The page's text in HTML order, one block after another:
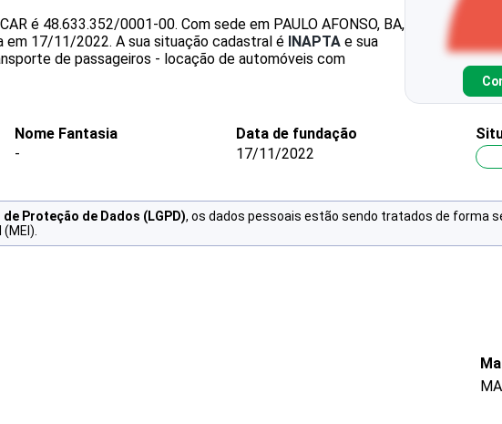
é 48.633.352/0001-00. Com sede em PAULO AFONSO, BA,
em 17/11/2022. A sua situação cadastral é INAPTA e sua
de passageiros - locação de automóveis com
Nome Fantasia
-
Data de fundação
17/11/2022
de Proteção de Dados (LGPD), os dados pessoais estão sendo tratados de forma